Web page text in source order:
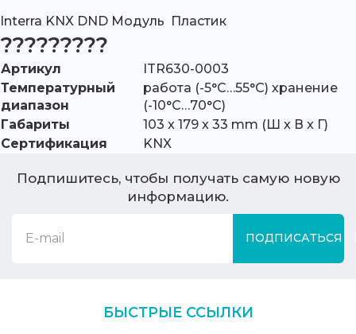
Interra KNX DND Модуль Пластик
?????????
Артикул
ITR630-0003
Температурный
диапазон
работа (-5°C…55°C) хранение
(-10°C…70°C)
Габариты
103 x 179 x 33 mm (Ш x В x Г)
Сертификация
KNX
Подпишитесь, чтобы получать самую новую
информацию.
ПОДПИСАТЬСЯ
БЫСТРЫЕ ССЫЛКИ